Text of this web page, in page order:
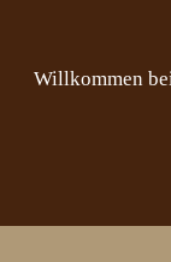
Willkommen